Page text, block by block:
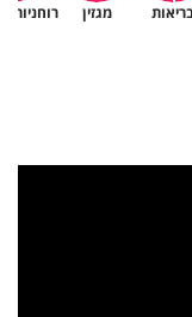
מגזין רוחניות